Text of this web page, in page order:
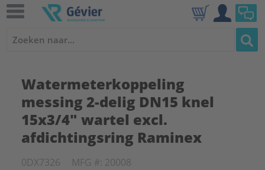
Watermeterkoppeling
messing 2-delig DN15 knel
15x3/4" wartel excl.
afdichtingsring Raminex
0DX7326 MFG #: 20008